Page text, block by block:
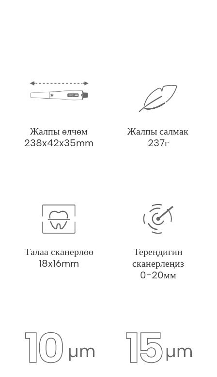
Жалпы өлчөм
238x42x35mm
Жалпы салмак
237г
Талаа сканерлөө
18x16mm
Тереңдигин
сканерлеңиз
0-20мм